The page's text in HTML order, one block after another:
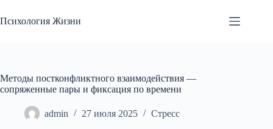
к
сути
Психология Жизни
Методы постконфликтного взаимодействия —
сопряженные пары и фиксация по времени
admin 27 июля 2025 Стресс